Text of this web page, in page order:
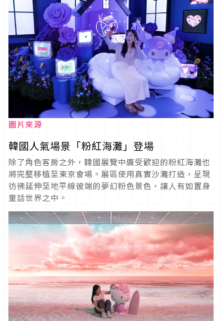
圖片來源
韓國人氣場景「粉紅海灘」登場
除了角色客房之外，韓國展覽中廣受歡迎的粉紅海灘也
將完整移植至東京會場。展區使用真實沙灘打造，呈現
彷彿延伸至地平線彼端的夢幻粉色景色，讓人有如置身
童話世界之中。